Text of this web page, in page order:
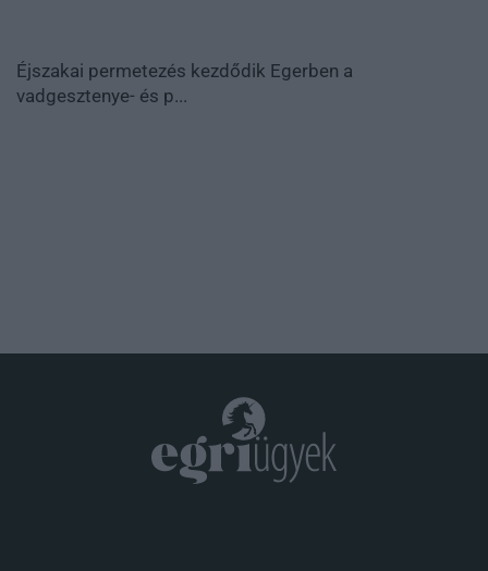
Éjszakai permetezés kezdődik Egerben a
vadgesztenye- és p...